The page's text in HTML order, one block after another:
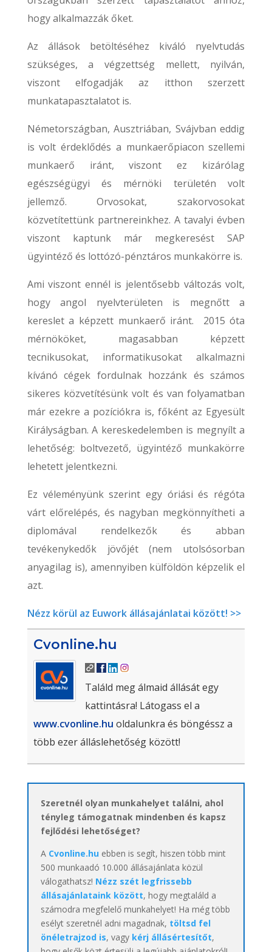
hogy alkalmazzák őket.
Az állások betöltéséhez kiváló nyelvtudás
szükséges, a végzettség mellett, nyilván,
viszont elfogadják az itthon szerzett
munkatapasztalatot is.
Németországban, Ausztriában, Svájvban eddig
is volt érdeklődés a munkaerőpiacon szellemi
munkaerő iránt, viszont ez kizárólag
egészségügyi és mérnöki területén volt
jellemző. Orvosokat, szakorvosokat
közvetítettünk partnereinkhez. A tavalyi évben
viszont kaptunk már megkeresést SAP
ügyintéző és lottózó-pénztáros munkakörre is.
Ami viszont ennél is jelentősebb változás volt,
hogy angol nyelvterületen is megnőtt a
kereslet a képzett munkaerő iránt. 2015 óta
mérnököket, magasabban képzett
tecnikusokat, informatikusokat alkalmazni
kívánó cégek fordulnak hozzánk és számos
sikeres közvetítésünk volt és van folyamatban
már ezekre a pozíciókra is, főként az Egyesült
Királyságban. A kereskedelemben is megnyílt a
lehetőség: boltvezető, ügyintéző munkakörre
lehetett jelentkezni.
Ez véleményünk szerint egy óriási és régóta
várt előrelépés, és nagyban megkönnyítheti a
diplomával rendelkezők és abban
tevékenykedők jövőjét (nem utolsósorban
anyagilag is), amennyiben külföldön képzelik el
azt.
Nézz körül az Euwork állásajánlatai között! >>
Cvonline.hu
Találd meg álmaid állását egy
kattintásra! Látogass el a
www.cvonline.hu oldalunkra és böngéssz a
több ezer álláslehetőség között!
Szeretnél olyan munkahelyet találni, ahol
tényleg támogatnak mindenben és kapsz
fejlődési lehetőséget?
A Cvonline.huebben is segít, hiszen több mint
500 munkaadó 10.000 állásajánlata közül
válogathatsz! Nézz szét legfrissebb
állásajánlataink között, hogy megtaláld a
számodra megfelelő munkahelyet! Ha még több
esélyt szeretnél adni magadnak, töltsd fel
önéletrajzod is, vagy kérj állásértesítőt,